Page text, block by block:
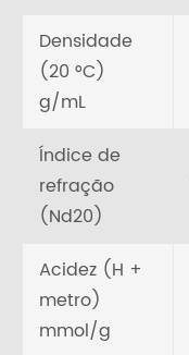
Densidade
(20 °C)
g/mL
Índice de
refração
(Nd20)
Acidez (H +
metro)
mmol/g